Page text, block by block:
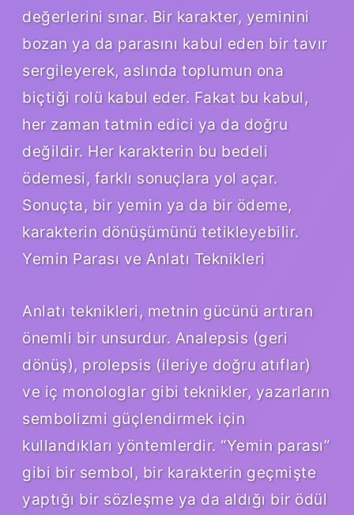
değerlerini sınar. Bir karakter, yeminini
bozan ya da parasını kabul eden bir tavır
sergileyerek, aslında toplumun ona
biçtiği rolü kabul eder. Fakat bu kabul,
her zaman tatmin edici ya da doğru
değildir. Her karakterin bu bedeli
ödemesi, farklı sonuçlara yol açar.
Sonuçta, bir yemin ya da bir ödeme,
karakterin dönüşümünü tetikleyebilir.
Yemin Parası ve Anlatı Teknikleri
Anlatı teknikleri, metnin gücünü artıran
önemli bir unsurdur. Analepsis (geri
dönüş), prolepsis (ileriye doğru atıflar)
ve iç monologlar gibi teknikler, yazarların
sembolizmi güçlendirmek için
kullandıkları yöntemlerdir. “Yemin parası”
gibi bir sembol, bir karakterin geçmişte
yaptığı bir sözleşme ya da aldığı bir ödül